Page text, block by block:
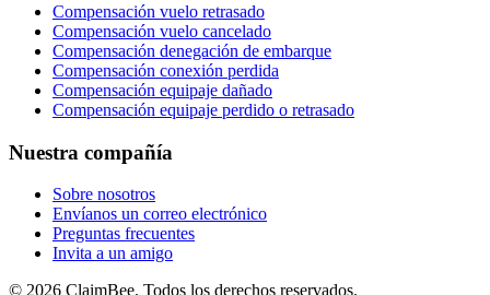
Compensación vuelo retrasado
Compensación vuelo cancelado
Compensación denegación de embarque
Compensación conexión perdida
Compensación equipaje dañado
Compensación equipaje perdido o retrasado
Nuestra compañía
Sobre nosotros
Envíanos un correo electrónico
Preguntas frecuentes
Invita a un amigo
© 2026 ClaimBee. Todos los derechos reservados.